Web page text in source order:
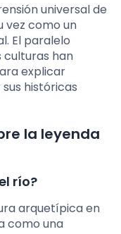
universal de
vez como un
El paralelo
han
explicar
históricas
la leyenda
río?
arquetípica en
como una